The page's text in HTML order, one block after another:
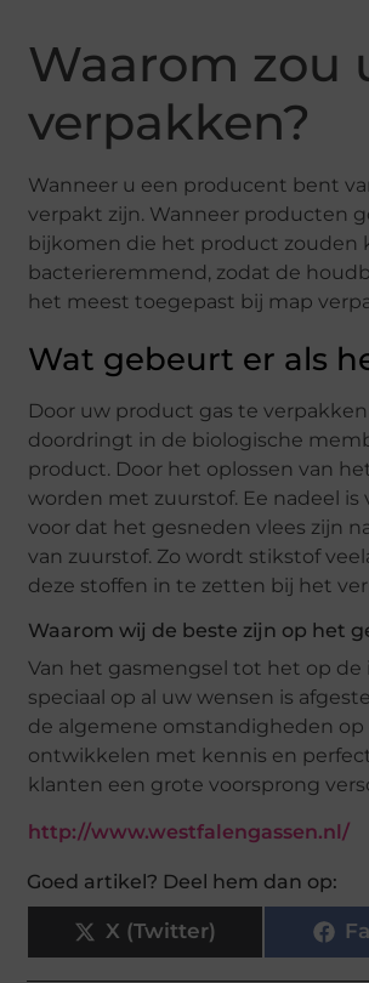
Waarom zou
verpakken?
Wanneer u een producent bent
verpakt zijn. Wanneer producten
bijkomen die het product zouden
bacterieremmend, zodat de
het meest toegepast bij map
Wat gebeurt er als
Door uw product gas te
doordringt in de biologische
product. Door het oplossen van
worden met zuurstof. Ee nadeel
voor dat het gesneden vlees zijn
van zuurstof. Zo wordt stikstof
deze stoffen in te zetten bij het
Waarom wij de beste zijn op het
Van het gasmengsel tot het op
speciaal op al uw wensen is
de algemene omstandigheden op
ontwikkelen met kennis en
klanten een grote voorsprong
http://www.westfalengassen.nl/
Goed artikel? Deel hem dan op:
X (Twitter)